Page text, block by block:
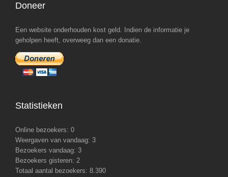
Doneer
Een website onderhouden kost geld. Indien de informatie je
geholpen heeft, overweeg dan een donatie.
Statistieken
Online bezoekers: 0
Weergaven van vandaag: 3
Bezoekers vandaag: 3
Bezoekers gisteren: 2
Totaal aantal bezoekers: 8.390